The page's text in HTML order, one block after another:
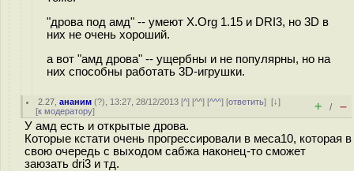
"дрова под амд" -- умеют X.Org 1.15 и DRI3, но 3D в
них не очень хороший.
а вот "амд дрова" -- ущербны и не популярны, но на
них способны работать 3D-игрушки.
2.27 ,ананим (?), 13:27, 28/12/2013 [^] [^^] [^^^] [ответить][↓]
[к модератору] + / –
У амд есть и открытые дрова.
Которые кстати очень прогрессировали в меса10, которая в
свою очередь с выходом сабжа наконец-то сможет
заюзать dri3 и тд.